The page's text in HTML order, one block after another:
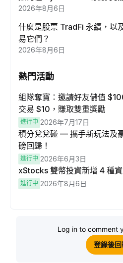
2026年8月6日
什麼是股票 TradFi 永續，以
易它們？
2026年8月6日
熱門活動
組隊奪寶：邀請好友儲值
交易 $10，賺取雙重獎勵
進行中 2026年7月17日
積分兌兌碰 — 攜手新玩法及
磅回歸！
進行中 2026年6月3日
xStocks 雙幣投資新增 4 種
進行中 2026年8月6日
Log in to comment
登錄後回